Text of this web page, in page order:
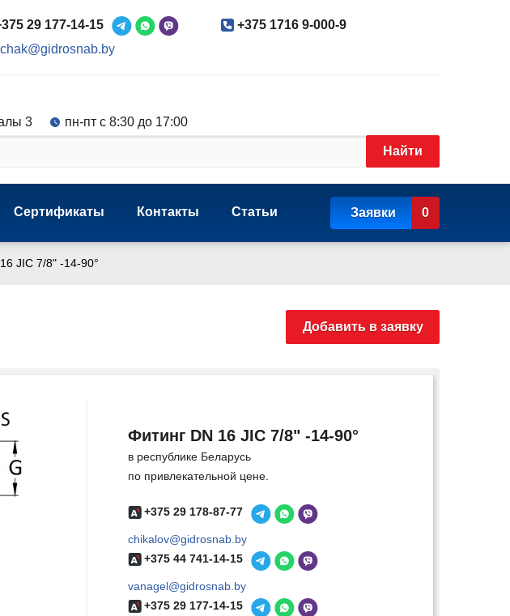
29 177-14-15
+375 1716 9-000-9
3
пн-пт с 8:30 до 17:00
Найти
Сертификаты Контакты Статьи Заявки 0
JIC 7/8" -14-90°
Добавить в заявку
Фитинг DN 16 JIC 7/8" -14-90°
в республике Беларусь
по привлекательной цене.
+375 29 178-87-77
chikalov@gidrosnab.by
+375 44 741-14-15
vanagel@gidrosnab.by
+375 29 177-14-15